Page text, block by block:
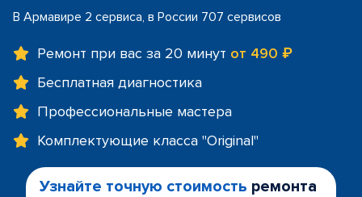
В Армавире 2 сервиса, в России 707 сервисов
Ремонт при вас за 20 минут от 490 ₽
Бесплатная диагностика
Профессиональные мастера
Комплектующие класса "Original"
Узнайте точную стоимость ремонта